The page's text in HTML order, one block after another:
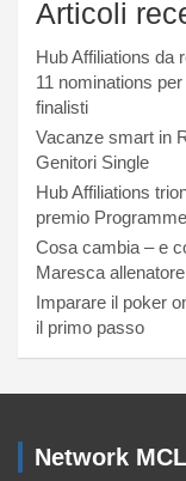
Articoli
Hub Affiliations da
11 nominations
finalisti
Vacanze smart in
Genitori Single
Hub Affiliations
premio
Cosa cambia – e
Maresca allenatore
Imparare il poker
il primo passo
Network